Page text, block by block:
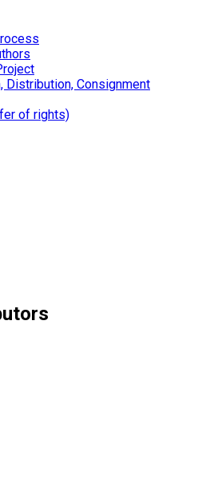
Distribution, Consignment
of rights)